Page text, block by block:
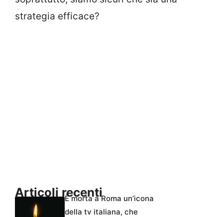
strategia efficace?
Articoli recentiÈ morta a Roma un’icona
della tv italiana, che